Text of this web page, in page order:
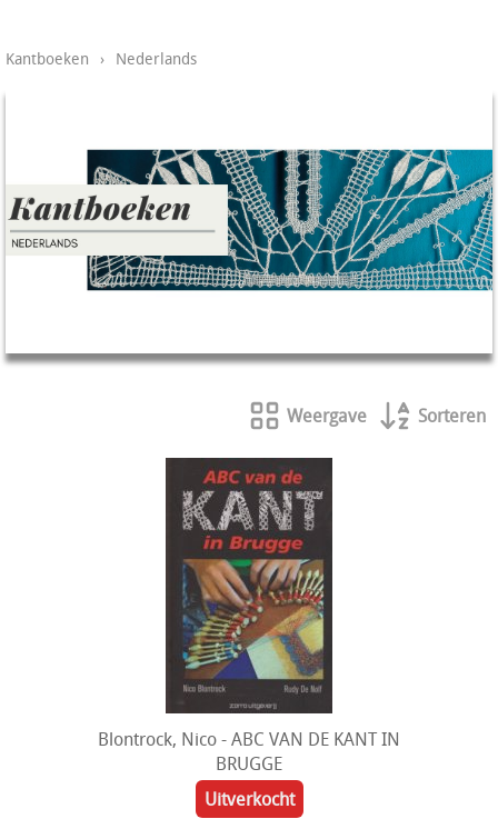
Kantboeken › Nederlands
Weergave Sorteren
Blontrock, Nico - ABC VAN DE KANT IN
BRUGGE
Uitverkocht